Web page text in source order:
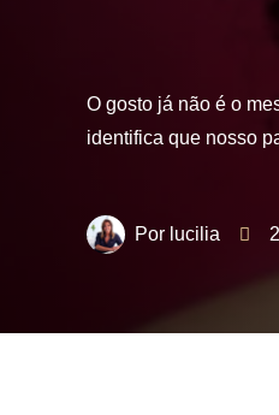
O gosto já não é o
identifica que nosso
lucilia